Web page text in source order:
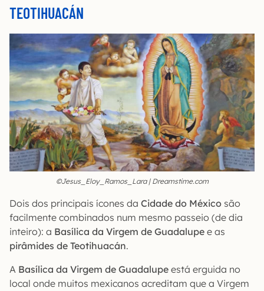
TEOTIHUACÁN
©Jesus_Eloy_Ramos_Lara | Dreamstime.com
Dois dos principais ícones da Cidade do México são
facilmente combinados num mesmo passeio (de dia
inteiro): a Basílica da Virgem de Guadalupe e as
pirâmides de Teotihuacán.
A Basílica da Virgem de Guadalupe está erguida no
local onde muitos mexicanos acreditam que a Virgem